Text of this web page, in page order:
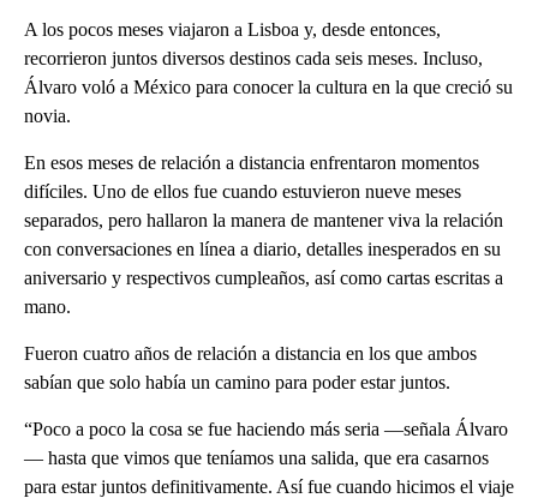
A los pocos meses viajaron a Lisboa y, desde entonces,
recorrieron juntos diversos destinos cada seis meses. Incluso,
Álvaro voló a México para conocer la cultura en la que creció su
novia.
En esos meses de relación a distancia enfrentaron momentos
difíciles. Uno de ellos fue cuando estuvieron nueve meses
separados, pero hallaron la manera de mantener viva la relación
con conversaciones en línea a diario, detalles inesperados en su
aniversario y respectivos cumpleaños, así como cartas escritas a
mano.
Fueron cuatro años de relación a distancia en los que ambos
sabían que solo había un camino para poder estar juntos.
“Poco a poco la cosa se fue haciendo más seria —señala Álvaro
— hasta que vimos que teníamos una salida, que era casarnos
para estar juntos definitivamente. Así fue cuando hicimos el viaje